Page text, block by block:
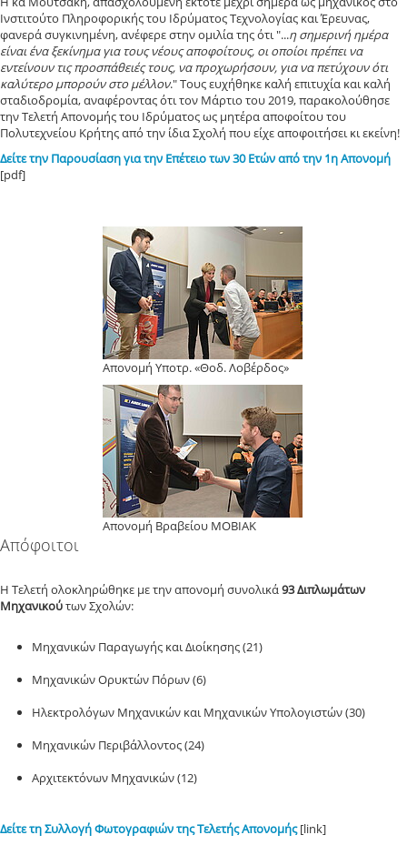
Ινστιτούτο Πληροφορικής του Ιδρύματος Τεχνολογίας και Έρευνας,
φανερά συγκινημένη, ανέφερε στην ομιλία της ότι "...η σημερινή ημέρα
είναι ένα ξεκίνημα για τους νέους αποφοίτους, οι οποίοι πρέπει να
εντείνουν τις προσπάθειές τους, να προχωρήσουν, για να πετύχουν ότι
καλύτερο μπορούν στο μέλλον." Τους ευχήθηκε καλή επιτυχία και καλή
σταδιοδρομία, αναφέροντας ότι τον Μάρτιο του 2019, παρακολούθησε
την Τελετή Απονομής του Ιδρύματος ως μητέρα αποφοίτου του
Πολυτεχνείου Κρήτης από την ίδια Σχολή που είχε αποφοιτήσει κι εκείνη!
Δείτε την Παρουσίαση για την Επέτειο των 30 Ετών από την 1η Απονομή
[pdf]
Απονομή Υποτρ. «Θοδ. Λοβέρδος»
Απονομή Βραβείου ΜΟΒΙΑΚ
Απόφοιτοι
Η Τελετή ολοκληρώθηκε με την απονομή συνολικά93 Διπλωμάτων
Μηχανικούτων Σχολών:
Μηχανικών Παραγωγής και Διοίκησης (21)
Μηχανικών Ορυκτών Πόρων (6)
Ηλεκτρολόγων Μηχανικών και Μηχανικών Υπολογιστών (30)
Μηχανικών Περιβάλλοντος (24)
Αρχιτεκτόνων Μηχανικών (12)
Δείτε τη Συλλογή Φωτογραφιών της Τελετής Απονομής[link]